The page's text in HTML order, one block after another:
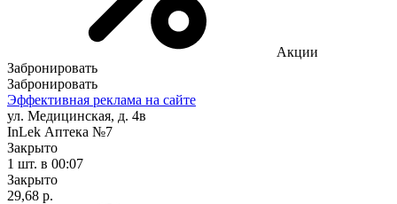
Акции
Забронировать
Забронировать
Эффективная реклама на сайте
ул. Медицинская, д. 4в
InLek Аптека №7
Закрыто
1 шт. в 00:07
Закрыто
29,68 р.